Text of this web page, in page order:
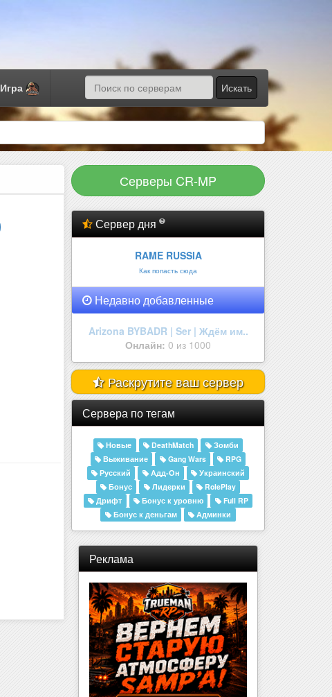
Игра Искать
Серверы CR-MP
Сервер дня
RAME RUSSIA
Как попасть сюда
Недавно добавленные
Aurora RolePlay
Онлайн:0 из 50
Раскрутите ваш сервер
Сервера по тегам
Новые DeathMatch
Зомби
Выживание
Gang Wars
RPG
Русский
Адд-Он
Украинский
Бонус
Лидерки
RolePlay
Дрифт
Бонус к уровню
Full RP
Бонус к деньгам
Админки
Реклама